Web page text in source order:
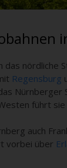
das
Regensburg
führt
auch
vorbei über